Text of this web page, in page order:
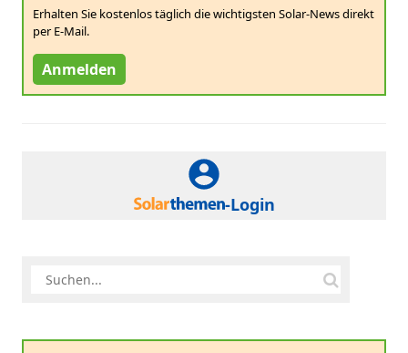
Erhalten Sie kostenlos täglich die wichtigsten Solar-News direkt
per E-Mail.
Anmelden
-Login